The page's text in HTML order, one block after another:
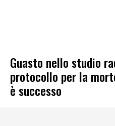
Guasto nello studio
protocollo per la
è successo